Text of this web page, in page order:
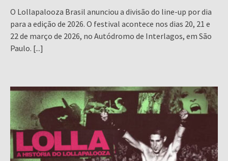
O Lollapalooza Brasil anunciou a divisão do line-up por dia
para a edição de 2026. O festival acontece nos dias 20, 21 e
22 de março de 2026, no Autódromo de Interlagos, em São
Paulo. [...]